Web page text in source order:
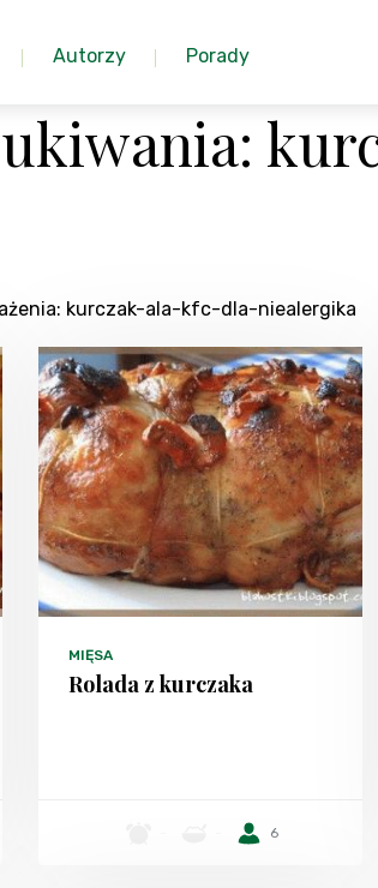
Autorzy Porady
kurczak-ala-kfc-dla-niealergika
MIĘSA
Rolada z kurczaka
6